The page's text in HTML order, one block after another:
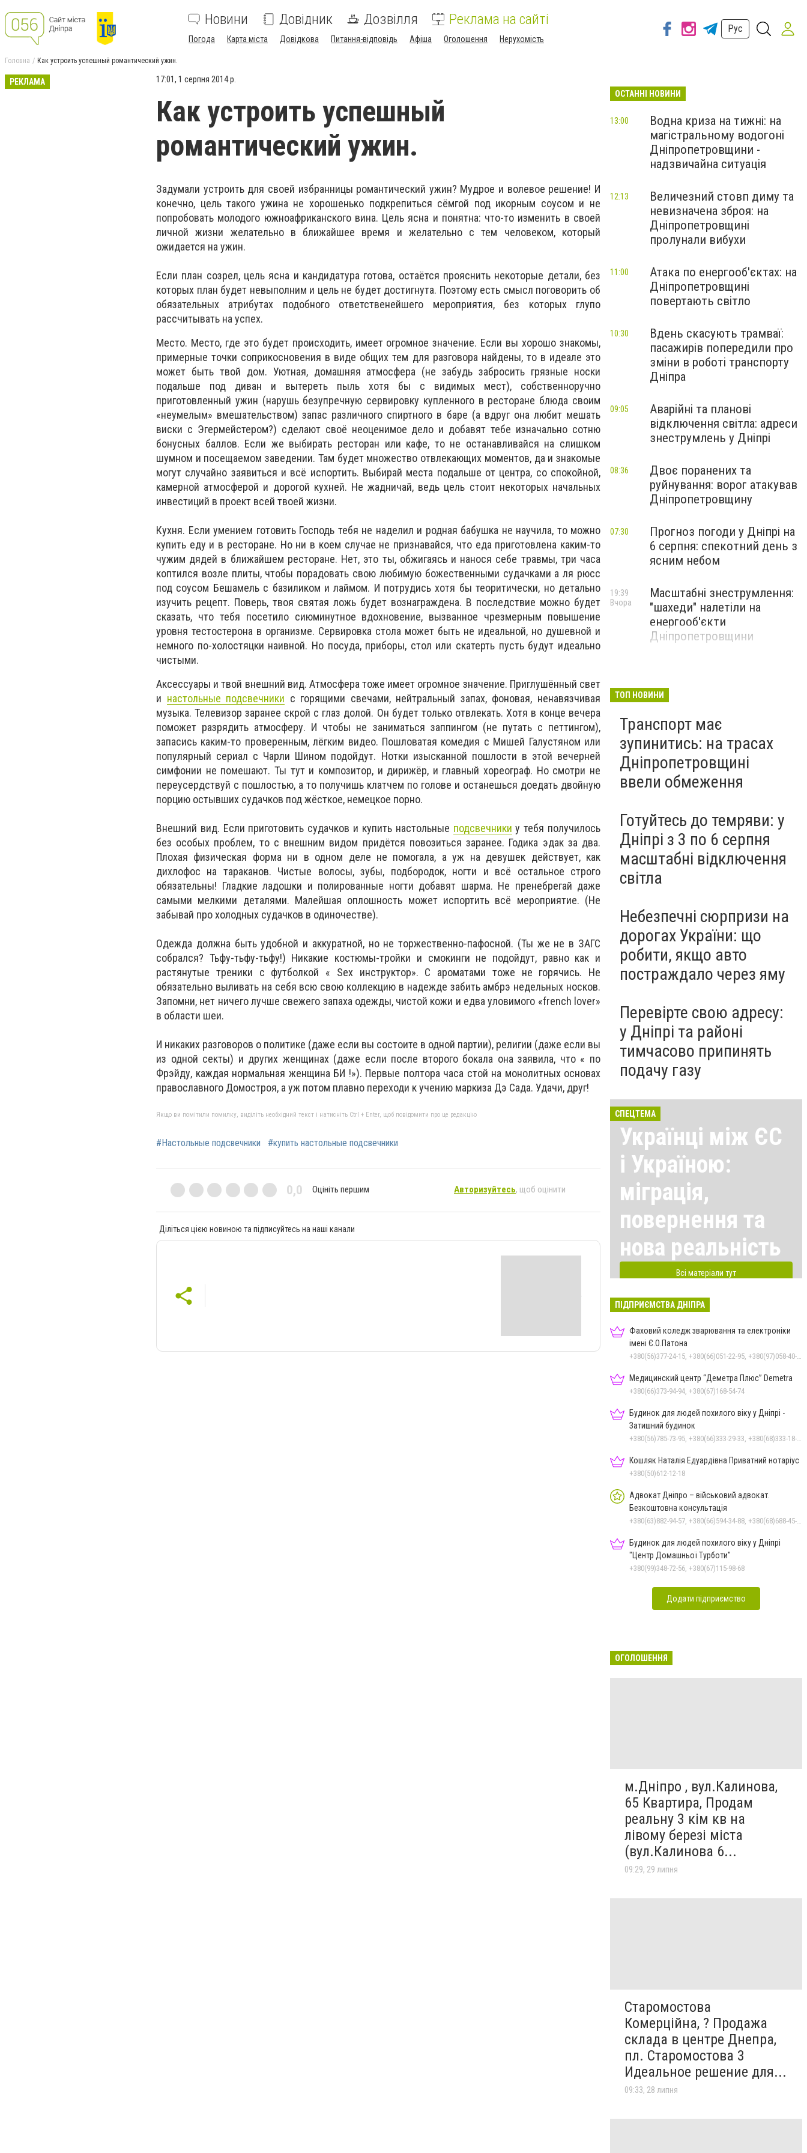
Новини Довідник Дозвілля Реклама на сайті
Погода Карта міста Довідкова Питання-відповідь Афіша Оголошення Нерухомість
Рус
Головна Как устроить успешный романтический ужин.
РЕКЛАМА 17:01, 1 серпня 2014 р.
Как устроить успешный
романтический ужин.
Задумали устроить для своей избранницы романтический ужин? Мудрое и волевое решение! И
конечно, цель такого ужина не хорошенько подкрепиться сёмгой под икорным соусом и не
попробовать молодого южноафриканского вина. Цель ясна и понятна: что-то изменить в своей
личной жизни желательно в ближайшее время и желательно с тем человеком, который
ожидается на ужин.
Если план созрел, цель ясна и кандидатура готова, остаётся прояснить некоторые детали, без
которых план будет невыполним и цель не будет достигнута. Поэтому есть смысл поговорить об
обязательных атрибутах подобного ответственейшего мероприятия, без которых глупо
рассчитывать на успех.
Место. Место, где это будет происходить, имеет огромное значение. Если вы хорошо знакомы,
примерные точки соприкосновения в виде общих тем для разговора найдены, то в идеале это
может быть твой дом. Уютная, домашняя атмосфера (не забудь забросить грязные носки
подальше под диван и вытереть пыль хотя бы с видимых мест), собственноручно
приготовленный ужин (нарушь безупречную сервировку купленного в ресторане блюда своим
«неумелым» вмешательством) запас различного спиртного в баре (а вдруг она любит мешать
виски с Эгермейстером?) сделают своё неоценимое дело и добавят тебе изначально сотню
бонусных баллов. Если же выбирать ресторан или кафе, то не останавливайся на слишком
шумном и посещаемом заведении. Там будет множество отвлекающих моментов, да и знакомые
могут случайно заявиться и всё испортить. Выбирай места подальше от центра, со спокойной,
камерной атмосферой и дорогой кухней. Не жадничай, ведь цель стоит некоторых начальных
инвестиций в проект всей твоей жизни.
Кухня. Если умением готовить Господь тебя не наделил и родная бабушка не научила, то можно
купить еду и в ресторане. Но ни в коем случае не признавайся, что еда приготовлена каким-то
чужим дядей в ближайшем ресторане. Нет, это ты, обжигаясь и нанося себе травмы, три часа
коптился возле плиты, чтобы порадовать свою любимую божественными судачками а ля рюсс
под соусом Бешамель с базиликом и лаймом. И потрудись хотя бы теоритически, но детально
изучить рецепт. Поверь, твоя святая ложь будет вознаграждена. В последствие можно будет
сказать, что тебя посетило сиюминутное вдохновение, вызванное чрезмерным повышение
уровня тестостерона в организме. Сервировка стола может быть не идеальной, но душевной и
немного по-холостяцки наивной. Но посуда, приборы, стол или скатерть пусть будут идеально
чистыми.
Аксессуары и твой внешний вид. Атмосфера тоже имеет огромное значение. Приглушённый свет
и настольные подсвечники с горящими свечами, нейтральный запах, фоновая, ненавязчивая
музыка. Телевизор заранее скрой с глаз долой. Он будет только отвлекать. Хотя в конце вечера
поможет разрядить атмосферу. И чтобы не заниматься заппингом (не путать с петтингом),
запасись каким-то проверенным, лёгким видео. Пошловатая комедия с Мишей Галустяном или
популярный сериал с Чарли Шином подойдут. Нотки изысканной пошлости в этой вечерней
симфонии не помешают. Ты тут и композитор, и дирижёр, и главный хореограф. Но смотри не
переусердствуй с пошлостью, а то получишь клатчем по голове и останешься доедать двойную
порцию остывших судачков под жёсткое, немецкое порно.
Внешний вид. Если приготовить судачков и купить настольные подсвечники у тебя получилось
без особых проблем, то с внешним видом придётся повозиться заранее. Годика эдак за два.
Плохая физическая форма ни в одном деле не помогала, а уж на девушек действует, как
дихлофос на тараканов. Чистые волосы, зубы, подбородок, ногти и всё остальное строго
обязательны! Гладкие ладошки и полированные ногти добавят шарма. Не пренебрегай даже
самыми мелкими деталями. Малейшая оплошность может испортить всё мероприятие. (Не
забывай про холодных судачков в одиночестве).
Одежда должна быть удобной и аккуратной, но не торжественно-пафосной. (Ты же не в ЗАГС
собрался? Тьфу-тьфу-тьфу!) Никакие костюмы-тройки и смокинги не подойдут, равно как и
растянутые треники с футболкой « Sex инструктор». С ароматами тоже не горячись. Не
обязательно выливать на себя всю свою коллекцию в надежде забить амбрэ недельных носков.
Запомни, нет ничего лучше свежего запаха одежды, чистой кожи и едва уловимого «french lover»
в области шеи.
И никаких разговоров о политике (даже если вы состоите в одной партии), религии (даже если вы
из одной секты) и других женщинах (даже если после второго бокала она заявила, что « по
Фрэйду, каждая нормальная женщина БИ !»). Первые полтора часа стой на монолитных основах
православного Домостроя, а уж потом плавно переходи к учению маркиза Дэ Сада. Удачи, друг!
Якщо ви помітили помилку, виділіть необхідний текст і натисніть Ctrl + Enter, щоб повідомити про це редакцію
#Настольные подсвечники #купить настольные подсвечники
0,0 Оцініть першим Авторизуйтесь, щоб оцінити
Діліться цією новиною та підписуйтесь на наші канали
ОСТАННІ НОВИНИ
Водна криза на тижні: на
магістральному водогоні
Дніпропетровщини -
надзвичайна ситуація
13:00
Величезний стовп диму та
невизначена зброя: на
Дніпропетровщині
пролунали вибухи
12:13
Атака по енергооб'єктах: на
Дніпропетровщині
повертають світло
11:00
Вдень скасують трамваї:
пасажирів попередили про
зміни в роботі транспорту
Дніпра
10:30
Аварійні та планові
відключення світла: адреси
знеструмлень у Дніпрі
09:05
Двоє поранених та
руйнування: ворог атакував
Дніпропетровщину
08:36
Прогноз погоди у Дніпрі на
6 серпня: спекотний день з
ясним небом
07:30
Масштабні знеструмлення:
"шахеди" налетіли на
енергооб'єкти
Дніпропетровщини
19:39
Вчора
ТОП НОВИНИ
Транспорт має
зупинитись: на трасах
Дніпропетровщині
ввели обмеження
Готуйтесь до темряви: у
Дніпрі з 3 по 6 серпня
масштабні відключення
світла
Небезпечні сюрпризи на
дорогах України: що
робити, якщо авто
постраждало через яму
Перевірте свою адресу:
у Дніпрі та районі
тимчасово припинять
подачу газу
СПЕЦТЕМА
Українці між ЄС
і Україною:
міграція,
повернення та
нова реальність
Всі матеріали тут
ПІДПРИЄМСТВА ДНІПРА
Фаховий коледж зварювання та електроніки
імені Є.О.Патона
Медицинский центр “Деметра Плюс” Demetra
+380(66)373-94-94, +380(67)168-54-74
Будинок для людей похилого віку у Дніпрі -
Затишний будинок
Кошляк Наталія Едуардівна Приватний нотаріус
+380(50)612-12-18
Адвокат Дніпро – військовий адвокат.
Безкоштовна консультація
Будинок для людей похилого віку у Дніпрі
"Центр Домашньої Турботи"
+380(99)348-72-56, +380(67)115-98-68
Додати підприємство
ОГОЛОШЕННЯ
м.Дніпро , вул.Калинова,
65 Квартира, Продам
реальну 3 кім кв на
лівому березі міста
(вул.Калинова 6...
09:29, 29 липня
Старомостова
Комерційна, ? Продажа
склада в центре Днепра,
пл. Старомостова 3
Идеальное решение для...
09:33, 28 липня